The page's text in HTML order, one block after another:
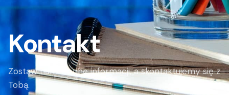
Kontakt
Zostaw nam trochę informacji, a skontaktujemy się z
Tobą.